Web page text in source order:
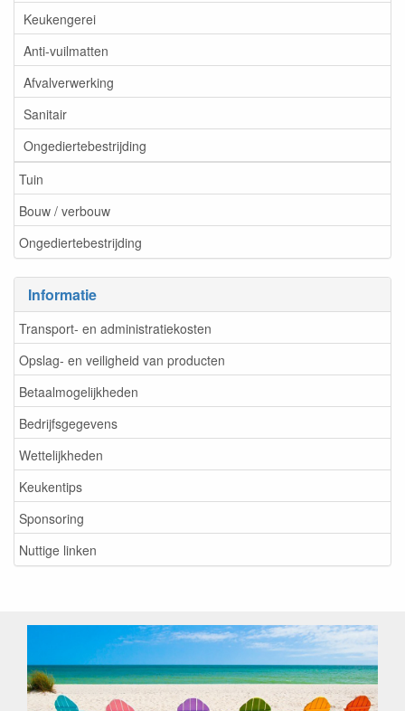
Keukengerei
Anti-vuilmatten
Afvalverwerking
Sanitair
Ongediertebestrijding
Tuin
Bouw / verbouw
Ongediertebestrijding
Informatie
Transport- en administratiekosten
Opslag- en veiligheid van producten
Betaalmogelijkheden
Bedrijfsgegevens
Wettelijkheden
Keukentips
Sponsoring
Nuttige linken